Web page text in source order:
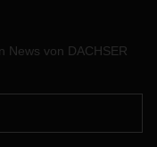
führenden
Märkten.
News von DACHSER